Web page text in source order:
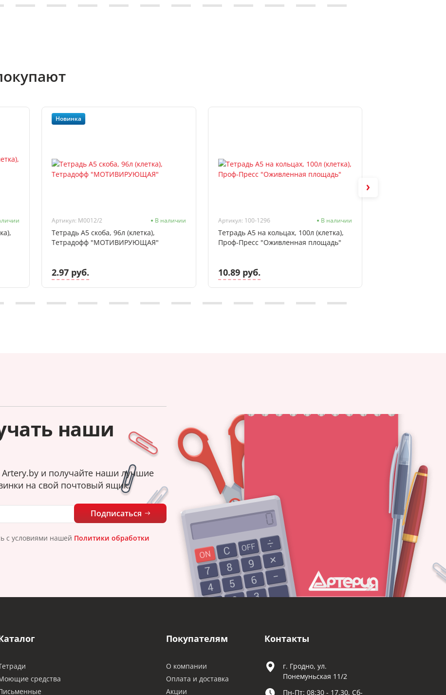
Новинка
Артикул: M0012/2 В наличии
Тетрадь А5 скоба, 96л (клетка),
Тетрадофф "МОТИВИРУЮЩАЯ"
2.97 руб.
Артикул: 100-1296 В наличии
Тетрадь А5 на кольцах, 100л (клетка),
Проф-Пресс "Оживленная площадь"
10.89 руб.
наши
и получайте наши лучшие
на свой почтовый ящик.
Подписаться
с условиями нашей Политики обработки
средства
Покупателям
О компании
Оплата и доставка
Акции
Контакты
г. Гродно, ул.
Понемуньская 11/2
Пн-Пт: 08:30 - 17.30, Сб-